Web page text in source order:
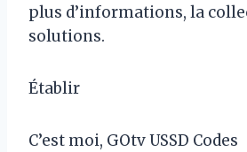
plus d’informations, la
solutions.
Établir
C’est moi, GOtv USSD Codes